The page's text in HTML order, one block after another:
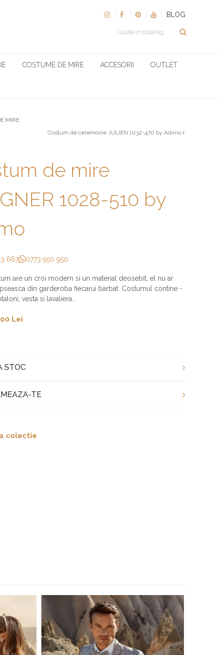
BLOG
COSTUME DE MIRE ACCESORII OUTLET
MIRE
Costum de ceremonie JULIEN 1032-470 by Adimo
de mire
1028-510 by
667 0773 950 950
are un croi modern si un material deosebit, el nu ar
din garderoba fiecarui barbat. Costumul contine -
vesta si lavaliera..
Lei
STOC
TE
colectie